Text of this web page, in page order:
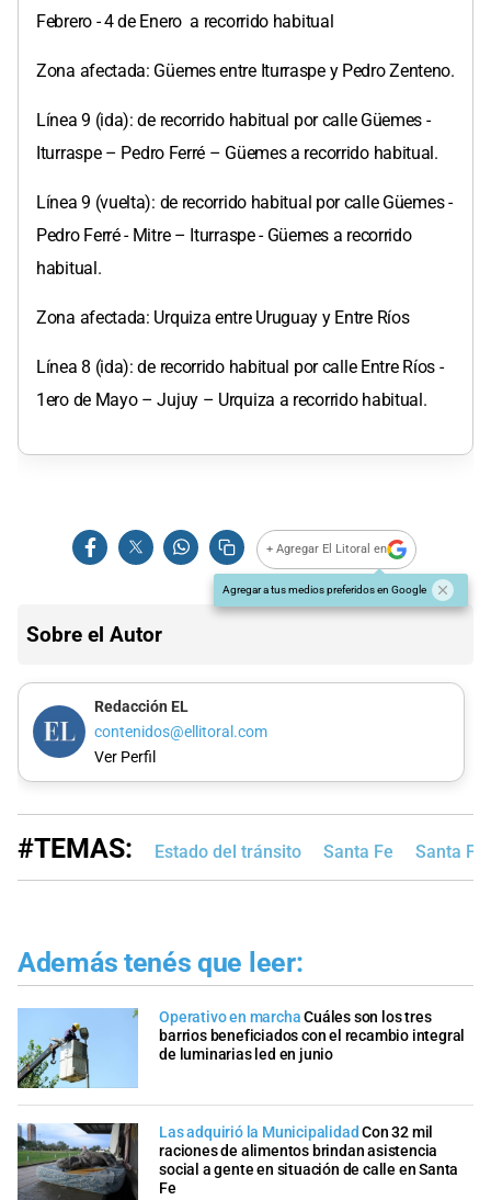
Febrero - 4 de Enero a recorrido habitual
Zona afectada: Güemes entre Iturraspe y Pedro Zenteno.
Línea 9 (ida): de recorrido habitual por calle Güemes -
Iturraspe – Pedro Ferré – Güemes a recorrido habitual.
Línea 9 (vuelta): de recorrido habitual por calle Güemes -
Pedro Ferré - Mitre – Iturraspe - Güemes a recorrido
habitual.
Zona afectada: Urquiza entre Uruguay y Entre Ríos
Línea 8 (ida): de recorrido habitual por calle Entre Ríos -
1ero de Mayo – Jujuy – Urquiza a recorrido habitual.
+ Agregar El Litoral en
Agregar a tus medios preferidos en Google
Sobre el Autor
Redacción EL
contenidos@ellitoral.com
Ver Perfil
#TEMAS: Estado del tránsito Santa Fe Santa Fe
Además tenés que leer:
Operativo en marchaCuáles son los tres
barrios beneficiados con el recambio integral
de luminarias led en junio
Las adquirió la MunicipalidadCon 32 mil
raciones de alimentos brindan asistencia
social a gente en situación de calle en Santa
Fe